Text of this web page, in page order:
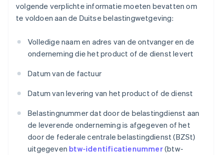
volgende verplichte informatie moeten bevatten om
te voldoen aan de Duitse belastingwetgeving:
Volledige naam en adres van de ontvanger en de
onderneming die het product of de dienst levert
Datum van de factuur
Datum van levering van het product of de dienst
Belastingnummer dat door de belastingdienst aan
de leverende onderneming is afgegeven of het
door de federale centrale belastingdienst (BZSt)
uitgegeven btw-identificatienummer(btw-